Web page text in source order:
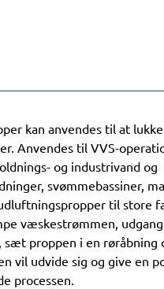
kan anvendes til at
Anvendes til VVS-
og industrivand og
svømmebassiner,
til store
væskestrømmen,
proppen i en røråbning
vil udvide sig og give en
processen.